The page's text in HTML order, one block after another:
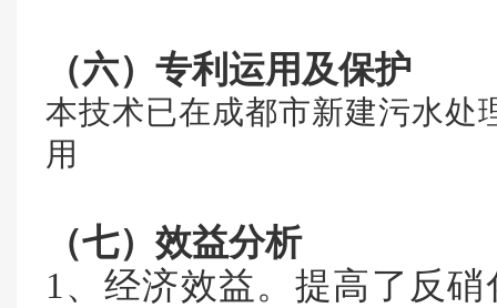
（六）专利运用及保护
本技术已在成都市新建污水处
用
（七）效益分析
1、经济效益。提高了反